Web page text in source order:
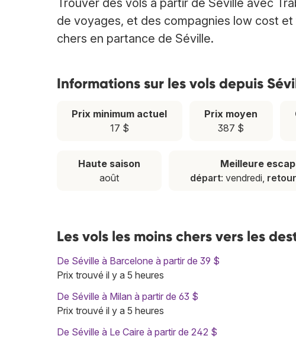
Trouver des vols à partir de Séville avec
de voyages, et des compagnies low cost
chers en partance de Séville.
Informations sur les vols depuis
Prix minimum actuel
17 $
Prix moyen
387 $
Haute saison
août
Meilleure
départ: vendredi, retour
Les vols les moins chers vers les
De Séville à Barcelone à partir de 39 $
Prix trouvé il y a 5 heures
De Séville à Milan à partir de 63 $
Prix trouvé il y a 5 heures
De Séville à Le Caire à partir de 242 $